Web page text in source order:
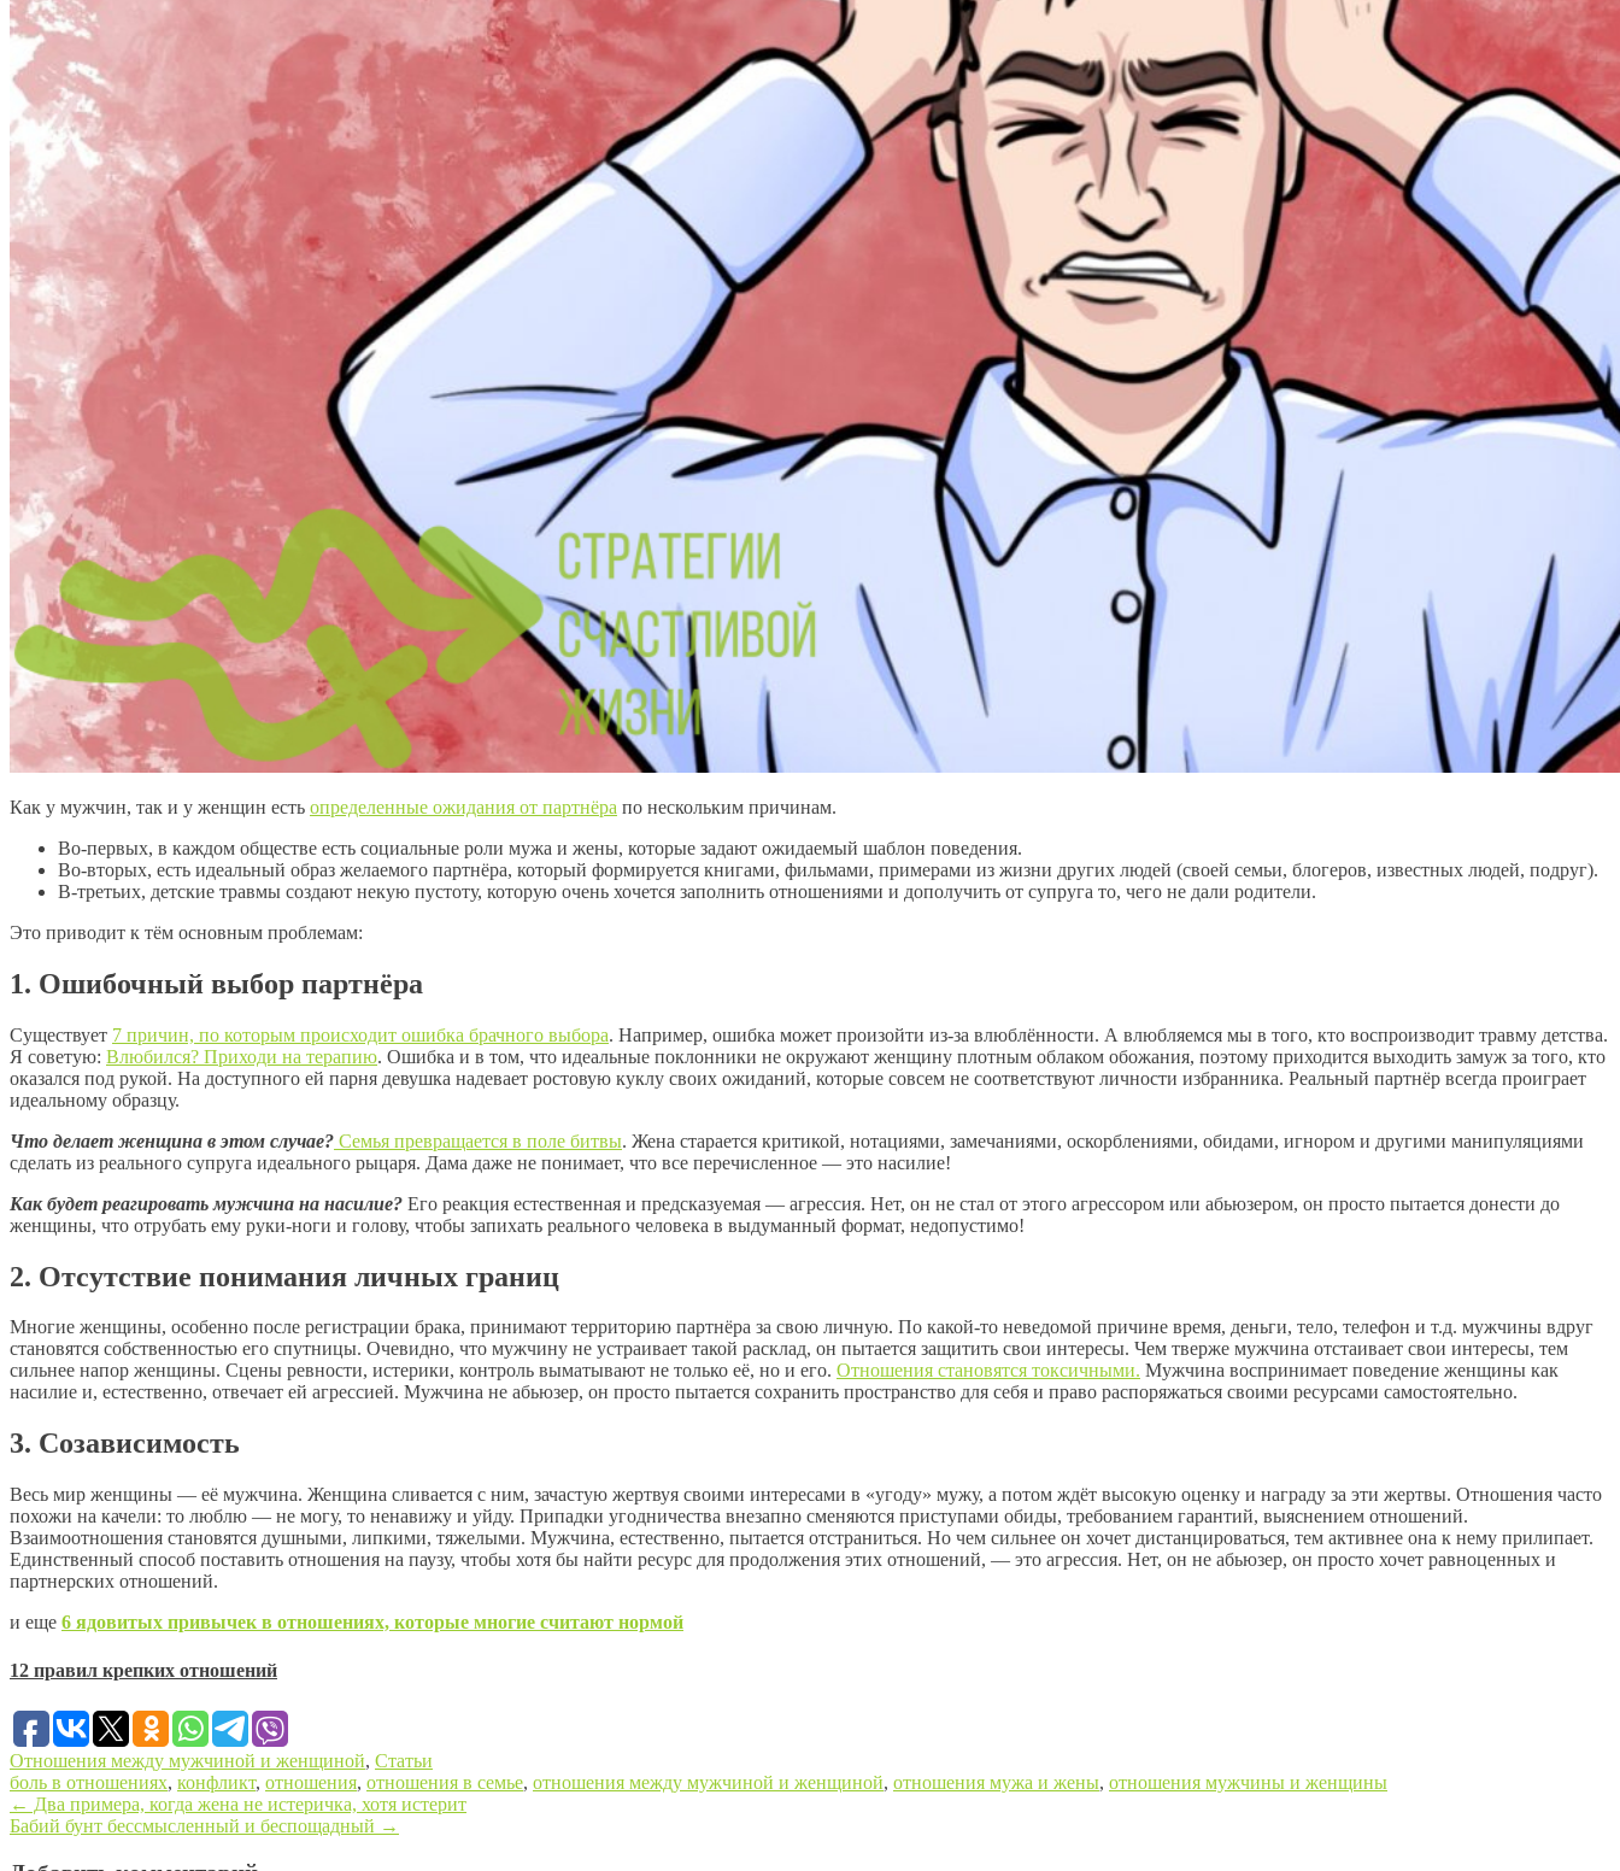
Как у мужчин, так и у женщин есть определенные ожидания от партнёра по нескольким причинам.
Во-первых, в каждом обществе есть социальные роли мужа и жены, которые задают ожидаемый шаблон поведения.
Во-вторых, есть идеальный образ желаемого партнёра, который формируется книгами, фильмами, примерами из жизни других людей (своей семьи, блогеров, известных людей, подруг).
В-третьих, детские травмы создают некую пустоту, которую очень хочется заполнить отношениями и дополучить от супруга то, чего не дали родители.
Это приводит к тём основным проблемам:
1. Ошибочный выбор партнёра
Существует 7 причин, по которым происходит ошибка брачного выбора. Например, ошибка может произойти из-за влюблённости. А влюбляемся мы в того, кто воспроизводит травму детства.
Я советую: Влюбился? Приходи на терапию. Ошибка и в том, что идеальные поклонники не окружают женщину плотным облаком обожания, поэтому приходится выходить замуж за того, кто
оказался под рукой. На доступного ей парня девушка надевает ростовую куклу своих ожиданий, которые совсем не соответствуют личности избранника. Реальный партнёр всегда проиграет
идеальному образцу.
Что делает женщина в этом случае? Семья превращается в поле битвы. Жена старается критикой, нотациями, замечаниями, оскорблениями, обидами, игнором и другими манипуляциями
сделать из реального супруга идеального рыцаря. Дама даже не понимает, что все перечисленное — это насилие!
Как будет реагировать мужчина на насилие? Его реакция естественная и предсказуемая — агрессия. Нет, он не стал от этого агрессором или абьюзером, он просто пытается донести до
женщины, что отрубать ему руки-ноги и голову, чтобы запихать реального человека в выдуманный формат, недопустимо!
2. Отсутствие понимания личных границ
Многие женщины, особенно после регистрации брака, принимают территорию партнёра за свою личную. По какой-то неведомой причине время, деньги, тело, телефон и т.д. мужчины вдруг
становятся собственностью его спутницы. Очевидно, что мужчину не устраивает такой расклад, он пытается защитить свои интересы. Чем тверже мужчина отстаивает свои интересы, тем
сильнее напор женщины. Сцены ревности, истерики, контроль выматывают не только её, но и его. Отношения становятся токсичными. Мужчина воспринимает поведение женщины как
насилие и, естественно, отвечает ей агрессией. Мужчина не абьюзер, он просто пытается сохранить пространство для себя и право распоряжаться своими ресурсами самостоятельно.
3. Созависимость
Весь мир женщины — её мужчина. Женщина сливается с ним, зачастую жертвуя своими интересами в «угоду» мужу, а потом ждёт высокую оценку и награду за эти жертвы. Отношения часто
похожи на качели: то люблю — не могу, то ненавижу и уйду. Припадки угодничества внезапно сменяются приступами обиды, требованием гарантий, выяснением отношений.
Взаимоотношения становятся душными, липкими, тяжелыми. Мужчина, естественно, пытается отстраниться. Но чем сильнее он хочет дистанцироваться, тем активнее она к нему прилипает.
Единственный способ поставить отношения на паузу, чтобы хотя бы найти ресурс для продолжения этих отношений, — это агрессия. Нет, он не абьюзер, он просто хочет равноценных и
партнерских отношений.
и еще 6 ядовитых привычек в отношениях, которые многие считают нормой
12 правил крепких отношений
Отношения между мужчиной и женщиной, Статьи
боль в отношениях, конфликт, отношения, отношения в семье, отношения между мужчиной и женщиной, отношения мужа и жены, отношения мужчины и женщины
Post navigation
← Два примера, когда жена не истеричка, хотя истерит
Бабий бунт бессмысленный и беспощадный →